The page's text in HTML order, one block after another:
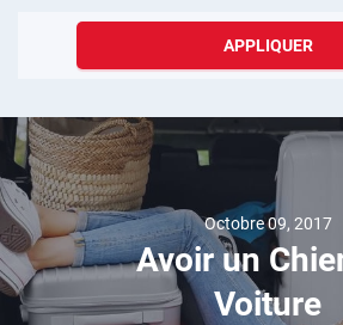
APPLIQUER
Octobre 09, 2017
Avoir un
Voiture